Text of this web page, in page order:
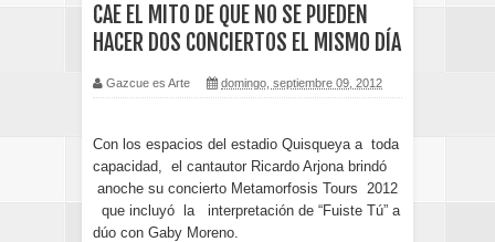
CAE EL MITO DE QUE NO SE PUEDEN
HACER DOS CONCIERTOS EL MISMO DÍA
Gazcue es Arte domingo, septiembre 09, 2012
Con los espacios del estadio Quisqueya a toda
capacidad, el cantautor Ricardo Arjona brindó
anoche su concierto Metamorfosis Tours 2012
que incluyó la interpretación de “Fuiste Tú” a
dúo con Gaby Moreno.